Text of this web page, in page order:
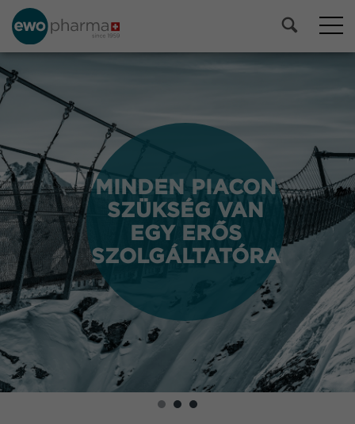
MINDEN PIACON
SZÜKSÉG VAN
EGY ERŐS
SZOLGÁLTATÓRA
MINDEN PIACON
SZÜKSÉG VAN
EGY ERŐS
SZOLGÁLTATÓRA